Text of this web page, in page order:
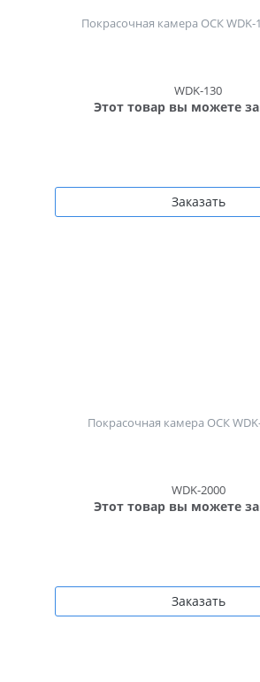
Покрасочная камера ОСК WDK-
WDK-130
Этот товар вы можете
Заказать
Покрасочная камера ОСК
WDK-2000
Этот товар вы можете
Заказать